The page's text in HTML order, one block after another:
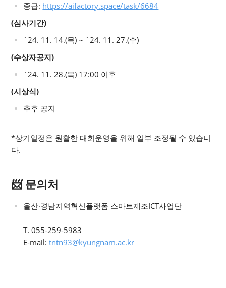
중급: https://aifactory.space/task/6684
(심사기간)
`24. 11. 14.(목) ~ `24. 11. 27.(수)
(수상자공지)
`24. 11. 28.(목) 17:00 이후
(시상식)
추후 공지
*상기일정은 원활한 대회운영을 위해 일부 조정될 수 있습니
다.
📨 문의처
울산·경남지역혁신플랫폼 스마트제조ICT사업단
T. 055-259-5983
E-mail:tntn93@kyungnam.ac.kr